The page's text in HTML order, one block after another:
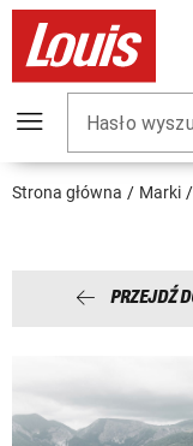
Hasło
Strona główna Marki
PRZEJDŹ